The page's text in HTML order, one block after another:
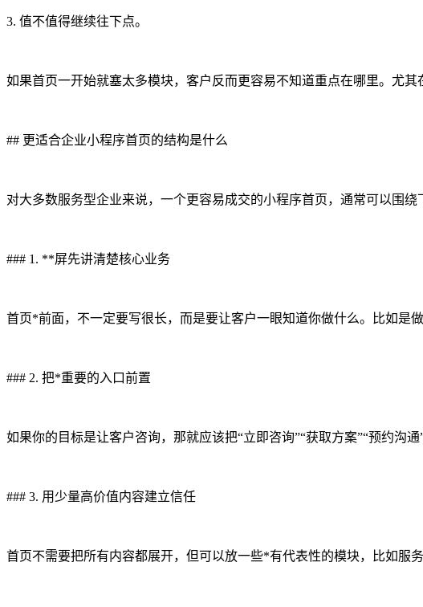
3. 值不值得继续往下点。
如果首页一开始就塞太多模块，客户反而更容易不知道重点在哪里。尤
## 更适合企业小程序首页的结构是什么
对大多数服务型企业来说，一个更容易成交的小程序首页，通常可以围绕
### 1. **屏先讲清楚核心业务
首页*前面，不一定要写很长，而是要让客户一眼知道你做什么。比如是
### 2. 把*重要的入口前置
如果你的目标是让客户咨询，那就应该把“立即咨询”“获取方案”“预约沟
### 3. 用少量高价值内容建立信任
首页不需要把所有内容都展开，但可以放一些*有代表性的模块，比如服